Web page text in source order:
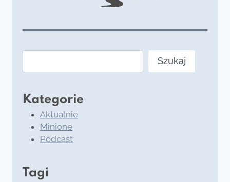
Szukaj
Kategorie
Aktualnie
Minione
Podcast
Tagi